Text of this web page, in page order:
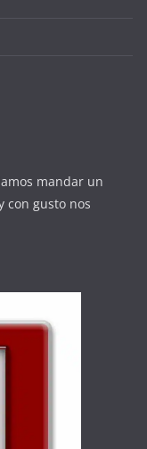
mandar un
con gusto nos